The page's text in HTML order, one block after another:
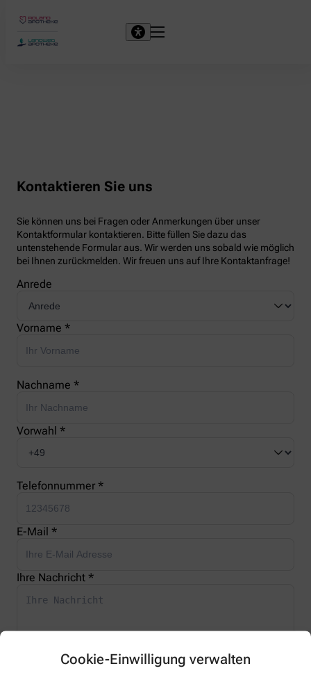
Cookie-Einwilligung verwalten
Kontaktieren Sie uns
Sie können uns bei Fragen oder Anmerkungen über unser
Kontaktformular kontaktieren. Bitte füllen Sie dazu das
untenstehende Formular aus. Wir werden uns sobald wie möglich
bei Ihnen zurückmelden. Wir freuen uns auf Ihre Kontaktanfrage!
Anrede
Vorname *
Nachname *
Vorwahl *
Telefonnummer *
E-Mail *
Ihre Nachricht *